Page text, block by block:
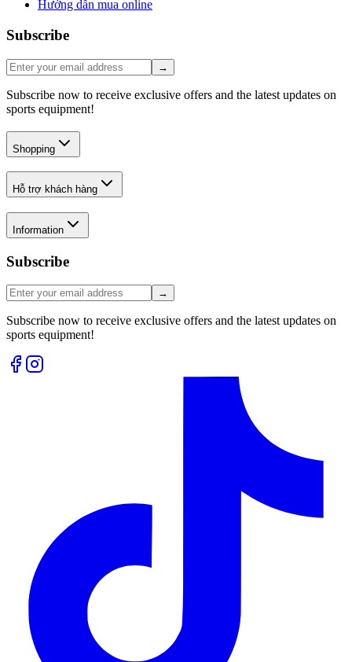
Hướng dẫn mua online
Subscribe
→
Subscribe now to receive exclusive offers and the latest updates on
sports equipment!
Shopping
Hỗ trợ khách hàng
Information
Subscribe
→
Subscribe now to receive exclusive offers and the latest updates on
sports equipment!